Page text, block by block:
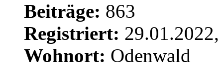
Beiträge: 863
Registriert:
Wohnort: Odenwald